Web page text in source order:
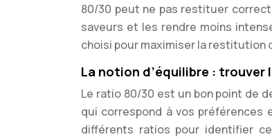
80/30 peut ne pas restituer
saveurs et les rendre moins
choisi pour maximiser la restitution
La notion d’équilibre : trouver
Le ratio 80/30 est un bon point de
qui correspond à vos
différents ratios pour identifier